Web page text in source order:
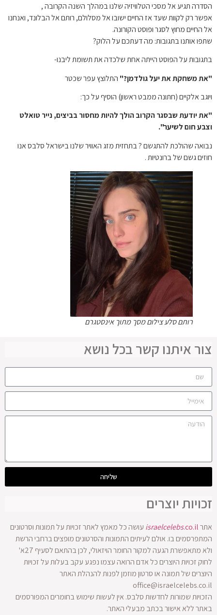
הסדרה תגיע אל מסכי הטלוויזיה שלנו במהלך השנה הקרובה ,
אפשר רק לקוות שעד אז החיים ישובו אל מסלולם, רותם אל הבלונד, ואנחנו
אל החיים מחוץ לסגר ופוסט הקורונה.
שתפו אותנו בתגובות: מה דעתכם על הלוק?
בתגובות על הפוסט הייתה אחת שלכדה את תשומת ליבנו-
"את משחקת את יעל גולדמן?" התלוצץ עפר שכטר
ויוגב אלקיים (חתונה ממבט ראשון) הוסיף על כך:
"את יודעת שבסגר הקרוב הולך להיות מחסור בביצים, נייר טואלט
וצבע חום לשיער".
נבואה שהולכת להתגשם ? בתחזית מזג האוויר שלנו בישראל סלבס אנו
חוזים גשם של ברונטיות .
רותם סלע צילום מסך מתוך אינסטגרם
צור איתנו קשר בכל נושא
שליחה
זכויות יוצרים
אתר israelcelebs.co.il
עושה כל מאמץ לאתר זכויות על תמונות וסרטונים
המתפרסמים בו. אולם לעיתים התמונות והסרטונים מופצים ברחבי הרשת
ולא מתאפשרת הגעה למקור החומר הויזאולי, לכן בהתאם לסעיף 27א'
לחוק זכויות היוצרים כל אדם הרואה עצמו נפגע עקב בעלות על זכויות
היוצרים של תמונה או סרטון מוזמן לפנות להנהלת האתר
office@israelcelebs.co.il
הזכויות שמורות לחדשות סלבס. אין לעשות שימוש בחומרים המפורסמים
באתר ללא אישור בכתב מבעלי האתר.